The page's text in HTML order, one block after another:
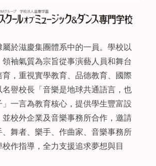
屬於滋慶集團體系中的一員。學校以
袖氣質為宗旨從事演藝人員和舞台
，重視實學教育、品德教育、國際
譽校長「音樂是地球共通語言，也
一言為教育核心，提供學生豐富設
校外企業及音樂事務所合作，邀請
舞者、樂手、作曲家、音樂事務所
作指導，全力支援追求夢想與目